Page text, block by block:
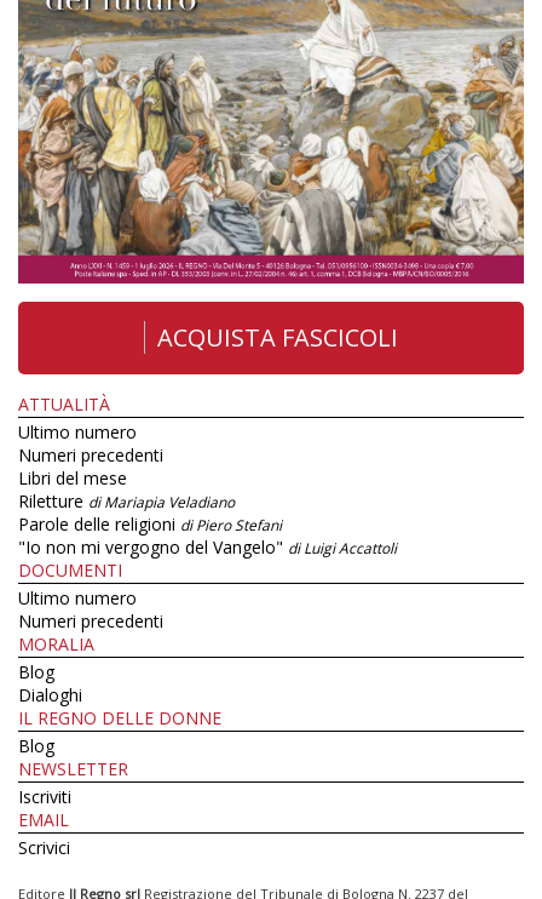
ACQUISTA FASCICOLI
ATTUALITÀ
Ultimo numero
Numeri precedenti
Libri del mese
Riletture di Mariapia Veladiano
Parole delle religioni di Piero Stefani
"Io non mi vergogno del Vangelo" di Luigi Accattoli
DOCUMENTI
Ultimo numero
Numeri precedenti
MORALIA
Blog
Dialoghi
IL REGNO DELLE DONNE
Blog
NEWSLETTER
Iscriviti
EMAIL
Scrivici
Editore Il Regno srl Registrazione del Tribunale di Bologna N. 2237 del